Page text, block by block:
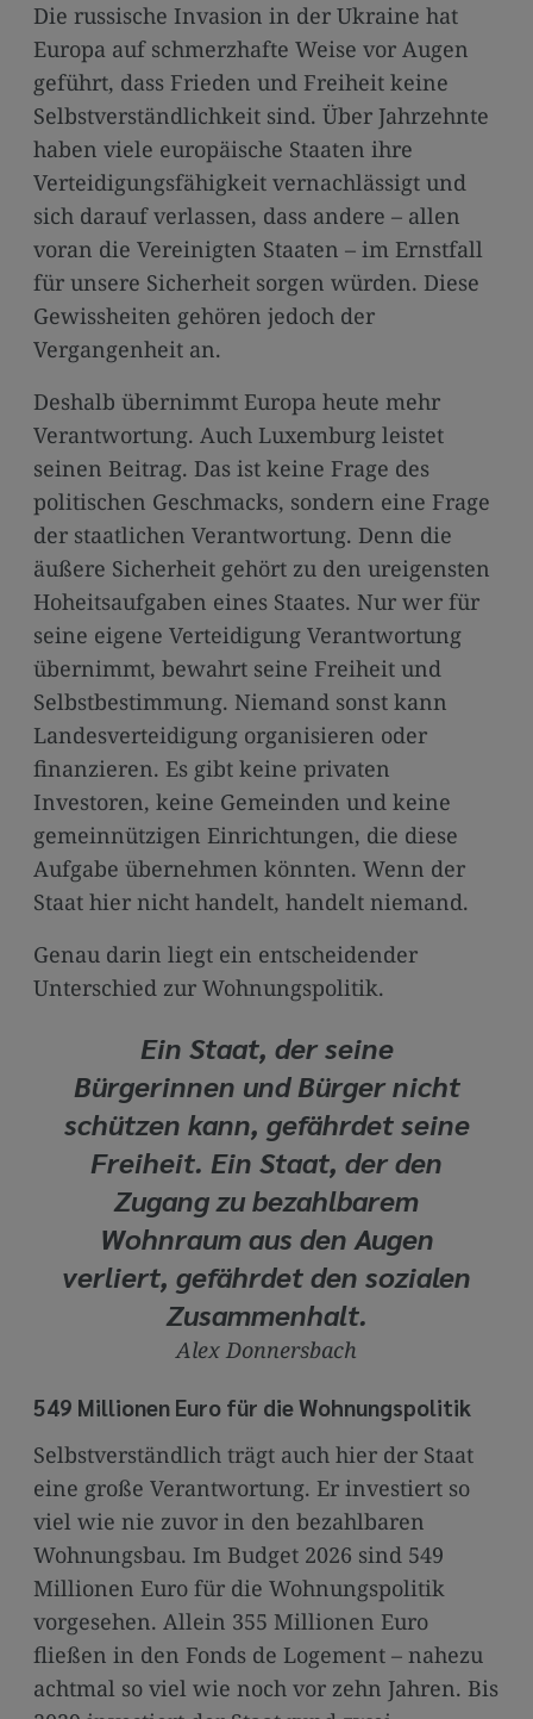
Die russische Invasion in der Ukraine hat
Europa auf schmerzhafte Weise vor Augen
geführt, dass Frieden und Freiheit keine
Selbstverständlichkeit sind. Über Jahrzehnte
haben viele europäische Staaten ihre
Verteidigungsfähigkeit vernachlässigt und
sich darauf verlassen, dass andere – allen
voran die Vereinigten Staaten – im Ernstfall
für unsere Sicherheit sorgen würden. Diese
Gewissheiten gehören jedoch der
Vergangenheit an.
Deshalb übernimmt Europa heute mehr
Verantwortung. Auch Luxemburg leistet
seinen Beitrag. Das ist keine Frage des
politischen Geschmacks, sondern eine Frage
der staatlichen Verantwortung. Denn die
äußere Sicherheit gehört zu den ureigensten
Hoheitsaufgaben eines Staates. Nur wer für
seine eigene Verteidigung Verantwortung
übernimmt, bewahrt seine Freiheit und
Selbstbestimmung. Niemand sonst kann
Landesverteidigung organisieren oder
finanzieren. Es gibt keine privaten
Investoren, keine Gemeinden und keine
gemeinnützigen Einrichtungen, die diese
Aufgabe übernehmen könnten. Wenn der
Staat hier nicht handelt, handelt niemand.
Genau darin liegt ein entscheidender
Unterschied zur Wohnungspolitik.
Ein Staat, der seine
Bürgerinnen und Bürger nicht
schützen kann, gefährdet seine
Freiheit. Ein Staat, der den
Zugang zu bezahlbarem
Wohnraum aus den Augen
verliert, gefährdet den sozialen
Zusammenhalt.
Alex Donnersbach
549 Millionen Euro für die Wohnungspolitik
Selbstverständlich trägt auch hier der Staat
eine große Verantwortung. Er investiert so
viel wie nie zuvor in den bezahlbaren
Wohnungsbau. Im Budget 2026 sind 549
Millionen Euro für die Wohnungspolitik
vorgesehen. Allein 355 Millionen Euro
fließen in den Fonds de Logement – nahezu
achtmal so viel wie noch vor zehn Jahren. Bis